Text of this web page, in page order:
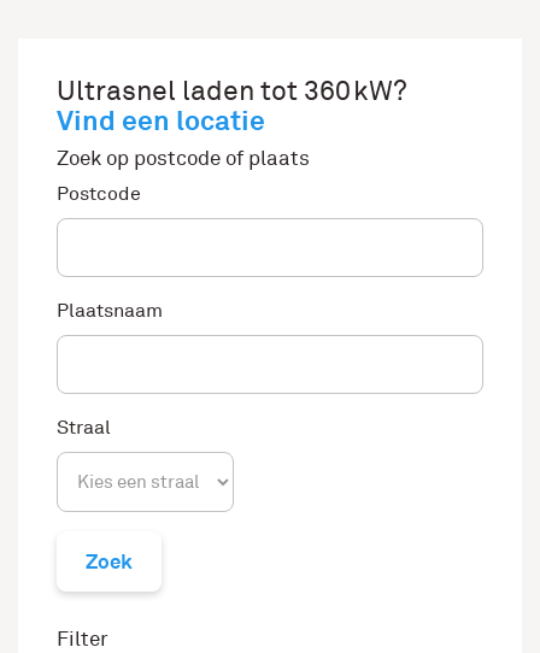
Ultrasnel laden tot 360kW?
Vind een locatie
Zoek op postcode of plaats
Postcode
Plaatsnaam
Straal
Zoek
Filter